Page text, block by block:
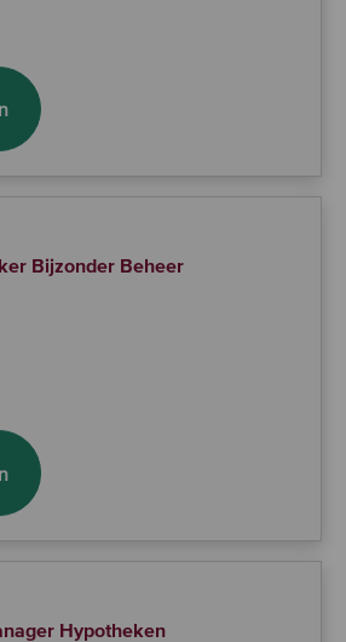
WFM Trafficer
Bijzonder Beheer
Senior medewerker Bijzonder Beheer
Hypotheken